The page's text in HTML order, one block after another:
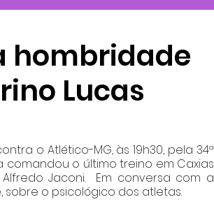
hombridade
Lucas
o Atlético-MG, às 19h30, pela 34ª
comandou o último treino em Caxias
Jaconi.  Em conversa com a
sobre o psicológico dos atletas.